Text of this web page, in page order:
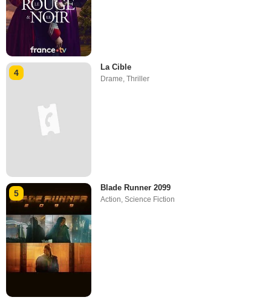
4
La Cible
Drame,Thriller
5
Blade Runner 2099
Action ,Science Fiction